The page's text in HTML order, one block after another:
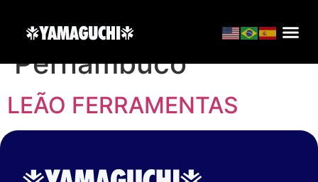
Localização:
Pernambuco
LEÃO FERRAMENTAS